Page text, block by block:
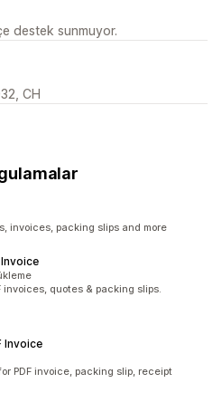
destek sunmuyor.
CH
invoices, packing slips and more
invoices, quotes & packing slips.
Invoice
PDF invoice, packing slip, receipt